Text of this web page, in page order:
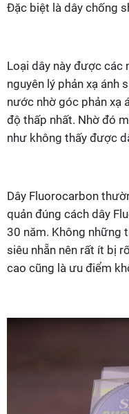
Đặc biệt là dây chống
Loại dây này được các
nguyên lý phản xạ ánh
nước nhờ góc phản xạ
độ thấp nhất. Nhờ đó
như không thấy được
Dây Fluorocarbon
quản đúng cách dây
30 năm. Không những
siêu nhẵn nên rất ít bị
cao cũng là ưu điểm